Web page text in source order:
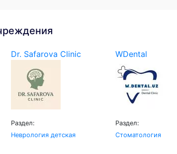
Dr. Safarova Clinic
Раздел:
Неврология детская
WDental
Раздел:
Стоматология